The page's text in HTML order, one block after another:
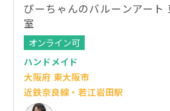
ぴーちゃんのバルーンアート
室
オンライン可
ハンドメイド
大阪府 東大阪市
近鉄奈良線・若江岩田駅